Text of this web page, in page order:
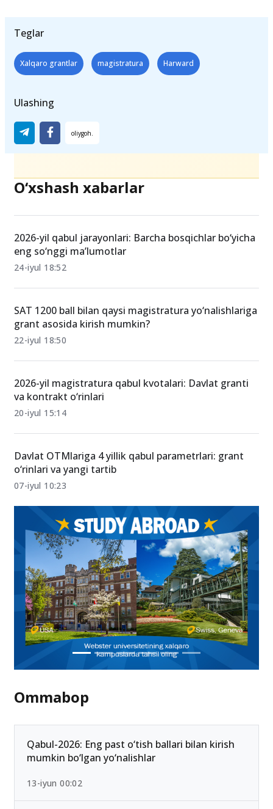
Teglar
Xalqaro grantlar magistratura Harward
Ulashing
O‘xshash xabarlar
2026-yil qabul jarayonlari: Barcha bosqichlar bo‘yicha
eng so‘nggi ma’lumotlar
24-iyul 18:52
SAT 1200 ball bilan qaysi magistratura yo‘nalishlariga
grant asosida kirish mumkin?
22-iyul 18:50
2026-yil magistratura qabul kvotalari: Davlat granti
va kontrakt o‘rinlari
20-iyul 15:14
Davlat OTMlariga 4 yillik qabul parametrlari: grant
o‘rinlari va yangi tartib
07-iyul 10:23
Ommabop
Qabul-2026: Eng past o‘tish ballari bilan kirish
mumkin bo‘lgan yo‘nalishlar
13-iyun 00:02